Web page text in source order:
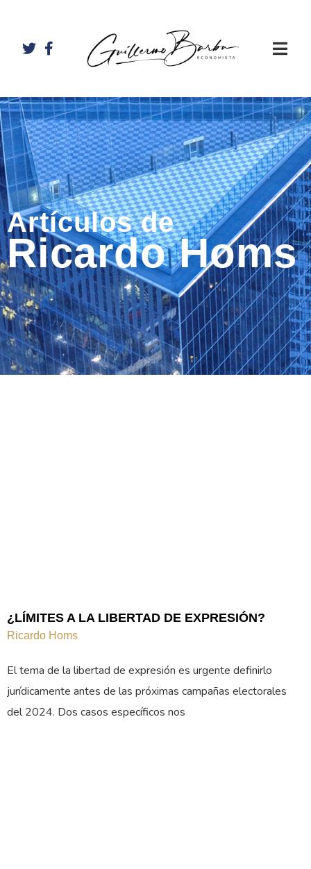
Artículos de
Ricardo Homs
¿LÍMITES A LA LIBERTAD DE EXPRESIÓN?
Ricardo Homs
El tema de la libertad de expresión es urgente definirlo
jurídicamente antes de las próximas campañas electorales
del 2024. Dos casos específicos nos